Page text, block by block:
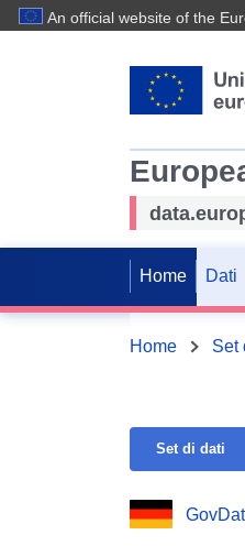
An official website of the
Home Dati
Home Set
Set di dati